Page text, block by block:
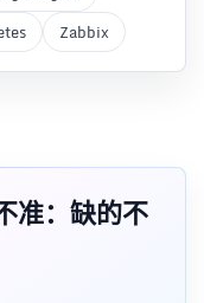
Zabbix
准：缺的不